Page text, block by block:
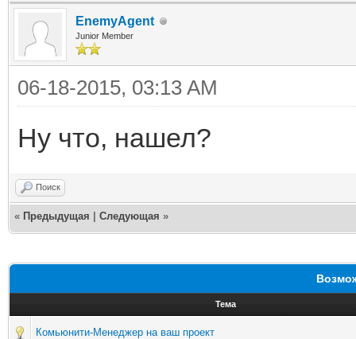
EnemyAgent
Junior Member
06-18-2015, 03:13 AM
Ну что, нашел?
Поиск
« Предыдущая Следующая »
Тема
Комьюнити-Менеджер на ваш проект